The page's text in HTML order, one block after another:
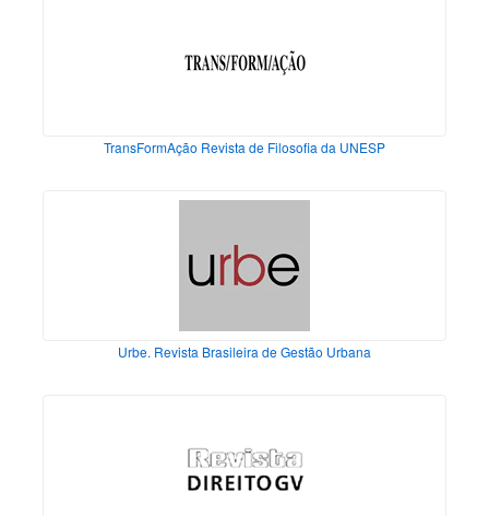
TransFormAção Revista de Filosofia da UNESP
Urbe. Revista Brasileira de Gestão Urbana